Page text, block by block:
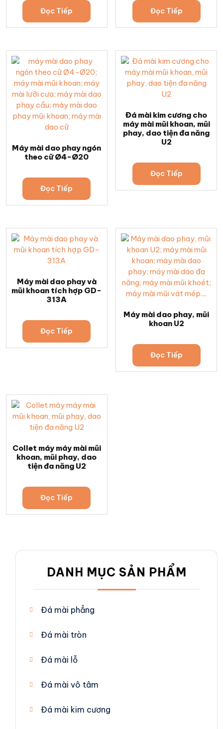
Đọc Tiếp Đọc Tiếp
Máy mài dao phay ngón
theo cữ Ø4-Ø20
Đọc Tiếp
Đá mài kim cương cho
máy mài mũi khoan, mũi
phay, dao tiện đa năng
U2
Đọc Tiếp
Máy mài dao phay và
mũi khoan tích hợp GD-
313A
Đọc Tiếp
Máy mài dao phay, mũi
khoan U2
Đọc Tiếp
Collet máy máy mài mũi
khoan, mũi phay, dao
tiện đa năng U2
Đọc Tiếp
DANH MỤC SẢN PHẨM
Đá mài phẳng
Đá mài tròn
Đá mài lỗ
Đá mài vô tâm
Đá mài kim cương